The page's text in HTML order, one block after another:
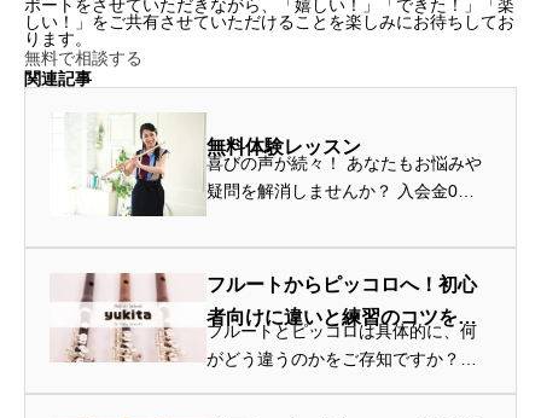
ポートをさせていただきながら、「嬉しい！」「できた！」「楽
しい！」をご共有させていただけることを楽しみにお待ちしてお
ります。
無料で相談する
関連記事
無料体験レッスン
喜びの声が続々！ あなたもお悩みや
疑問を解消しませんか？ 入会金0
す！ フルートの演奏方法、学習方
法、身体の使い方、感情表現、生徒
方、サ...
フルートからピッコロへ！初心
者向けに違いと練習のコツを解
説 – yukita(ユキータ)フルート＆
フルートとピッコロは具体的に、何
がどう違うのかをご存知ですか？